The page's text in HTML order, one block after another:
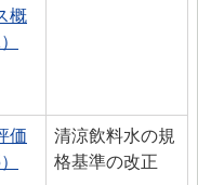
概
価
清涼飲料水の規
格基準の改正